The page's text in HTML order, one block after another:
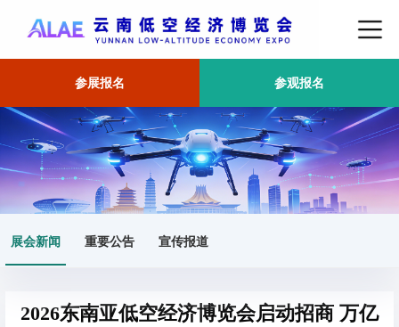
参展报名 参观报名
展会新闻 重要公告 宣传报道
首页 展会新闻 正文
2026东南亚低空经济博览会启动招商 万亿